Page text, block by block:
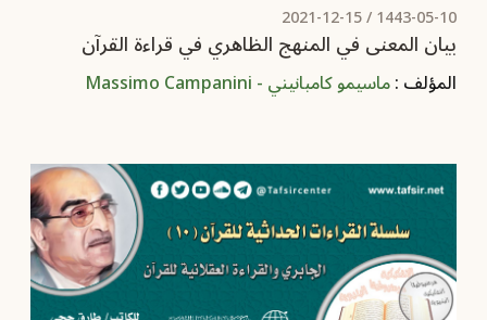
1443-05-10 /
2021-12-15
بيان المعنى في المنهج الظاهري في قراءة القرآن
المؤلف :ماسيمو كامبانيني - Massimo Campanini